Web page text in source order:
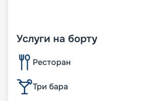
Услуги на борту
Ресторан
Три бара